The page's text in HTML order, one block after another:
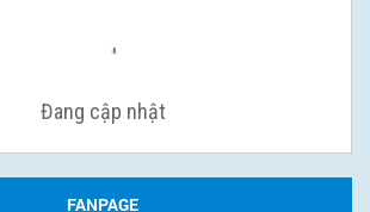
Đang cập nhật
FANPAGE